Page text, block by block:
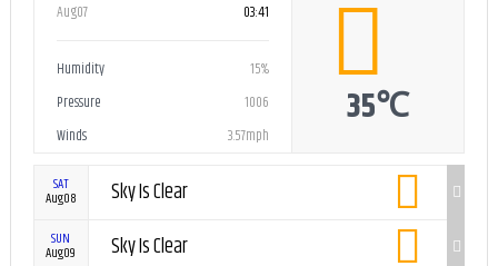
Aug07 03:41
Humidity
15%
Pressure
1006
Winds
3.57mph
35℃
SAT
Aug08 Sky Is Clear
SUN
Aug09 Sky Is Clear